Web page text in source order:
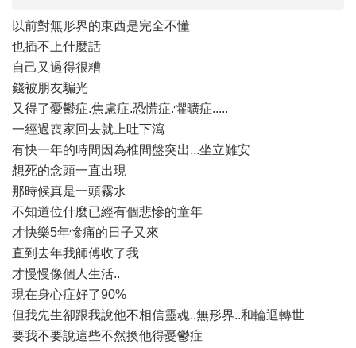
以前對無形界的東西是完全不懂
也插不上什麼話
自己又過得很糟
錢被朋友騙光
又得了憂鬱症.焦慮症.恐慌症.懼曠症.....
一經過喪家回去就上吐下瀉
有快一年的時間因為椎間盤突出...坐立難安
想死的念頭一直出現
那時候真是一頭霧水
不知道位什麼已經有個悲慘的童年
才快樂5年慘痛的日子又來
直到去年我師傅收了我
才慢慢像個人生活..
現在身心症好了90%
但我先生卻跟我說他不相信靈魂..無形界..和輪迴轉世
要我不要說這些不然換他得憂鬱症